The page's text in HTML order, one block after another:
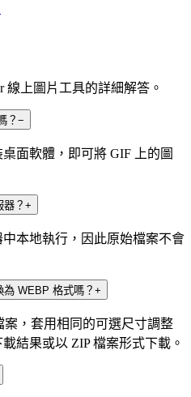
線上圖片工具的詳細解答。
？ −
面軟體，即可將 GIF 上的圖
？ +
本地執行，因此原始檔案不會
WEBP 格式嗎？ +
，套用相同的可選尺寸調整
結果或以 ZIP 檔案形式下載。